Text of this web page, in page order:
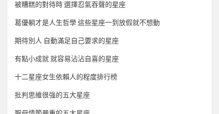
被糟糕的對待時 選擇忍氣吞聲的星座
葛優躺才是人生哲學 這些星座一到放假就不想動
期待別人 自動滿足自己要求的星座
有點小成就 就容易沾沾自喜的星座
十二星座女生依賴人的程度排行榜
批判思維很強的五大星座